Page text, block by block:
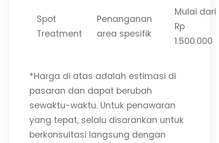
Spot
Treatment
Penanganan
area spesifik
Mulai dari
Rp
1.500.000
*Harga di atas adalah estimasi di
pasaran dan dapat berubah
sewaktu-waktu. Untuk penawaran
yang tepat, selalu disarankan untuk
berkonsultasi langsung dengan